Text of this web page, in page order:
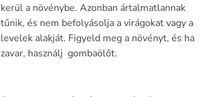
kerül a növénybe. Azonban ártalmatlannak
tűnik, és nem befolyásolja a virágokat vagy a
levelek alakját. Figyeld meg a növényt, és ha
zavar, használj gombaölőt.